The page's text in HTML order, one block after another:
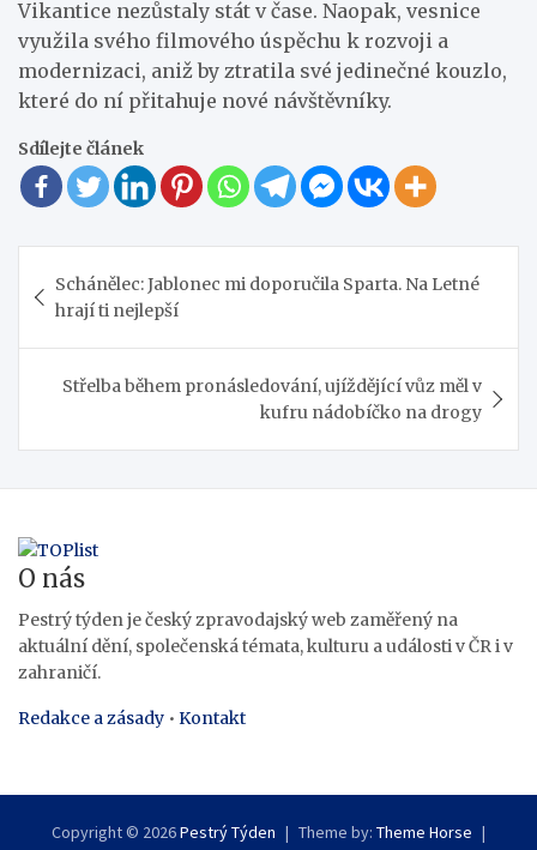
Vikantice nezůstaly stát v čase. Naopak, vesnice
využila svého filmového úspěchu k rozvoji a
modernizaci, aniž by ztratila své jedinečné kouzlo,
které do ní přitahuje nové návštěvníky.
Sdílejte článek
pro
příspěvek
Schánělec: Jablonec mi doporučila Sparta. Na Letné
hrají ti nejlepší
Střelba během pronásledování, ujíždějící vůz měl v
kufru nádobíčko na drogy
O nás
Pestrý týden je český zpravodajský web zaměřený na
aktuální dění, společenská témata, kulturu a události v ČR i v
zahraničí.
Redakce a zásady • Kontakt
Copyright © 2026Pestrý Týden Theme by: Theme Horse